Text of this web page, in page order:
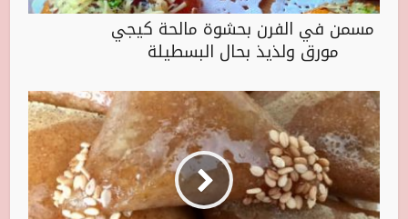
مسمن في الفرن بحشوة مالحة كيجي
مورق ولذيذ بحال البسطيلة